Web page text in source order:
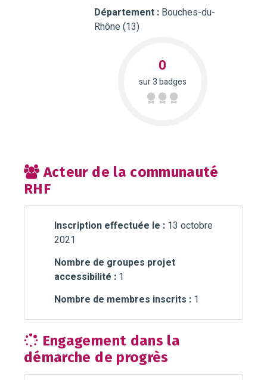
Département : Bouches-du-
Rhône (13)
0
sur 3 badges
Acteur de la communauté
RHF
Inscription effectuée le : 13 octobre
2021
Nombre de groupes projet
accessibilité : 1
Nombre de membres inscrits : 1
Engagement dans la
démarche de progrès